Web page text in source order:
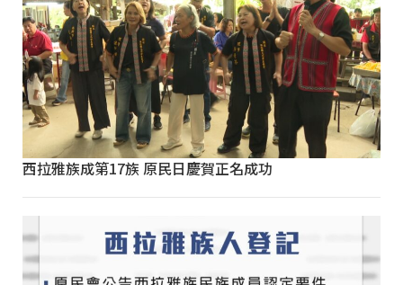
西拉雅族成第17族 原民日慶賀正名成功